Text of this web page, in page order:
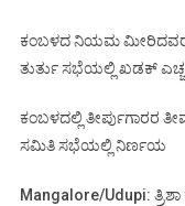
ಕಂಬಳದ ನಿಯಮ
ತುರ್ತು ಸಭೆಯಲ್ಲಿ ಖಡಕ್
ಕಂಬಳದಲ್ಲಿ ತೀರ್ಪುಗಾರರ
ಸಮಿತಿ ಸಭೆಯಲ್ಲಿ ನಿರ್ಣಯ
Mangalore/Udupi: